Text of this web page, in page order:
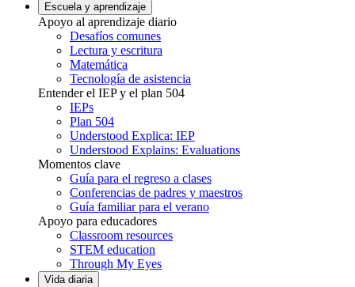
Escuela y aprendizaje
Apoyo al aprendizaje diario
Desafíos comunes
Lectura y escritura
Matemática
Tecnología de asistencia
Entender el IEP y el plan 504
IEPs
Plan 504
Understood Explica: IEP
Understood Explains: Evaluations
Momentos clave
Guía para el regreso a clases
Conferencias de padres y maestros
Guía familiar para el verano
Apoyo para educadores
Classroom resources
STEM education
Through My Eyes
Vida diaria